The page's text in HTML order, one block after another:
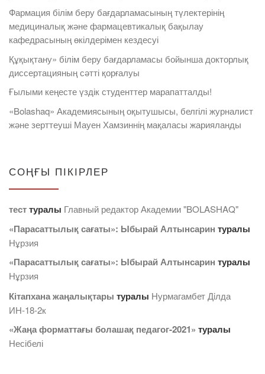
Фармация білім беру бағдарламасының түлектерінің
медициналық және фармацевтикалық бақылау
кафедрасының өкілдерімен кездесуі
Құқықтану» білім беру бағдарламасы бойынша докторлық
диссертацияның сәтті қорғалуы
Ғылыми кеңесте үздік студенттер марапатталды!
«Bolashaq» Академиясының оқытушысы, белгілі журналист
және зерттеуші Мауен Хамзиннің мақаласы жарияланды
СОҢҒЫ ПІКІРЛЕР
тесттуралы Главный редактор Академии "BOLASHAQ"
«Парасаттылық сағаты»: Ыбырай Алтынсарин туралы
Нұрзия
«Парасаттылық сағаты»: Ыбырай Алтынсарин туралы
Нұрзия
Кітапхана жаңалықтары туралы Нурмагамбет Дiлда
ИН-18-2к
«Жаңа форматтағы болашақ педагог-2021» туралы
Несібелі